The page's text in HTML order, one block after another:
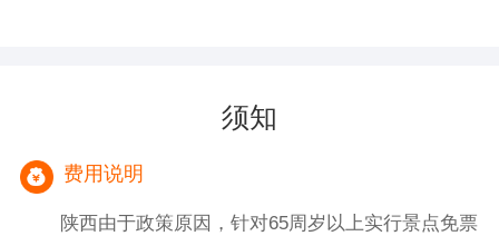
须知
费用说明
陕西由于政策原因，针对65周岁以上实行景点免票